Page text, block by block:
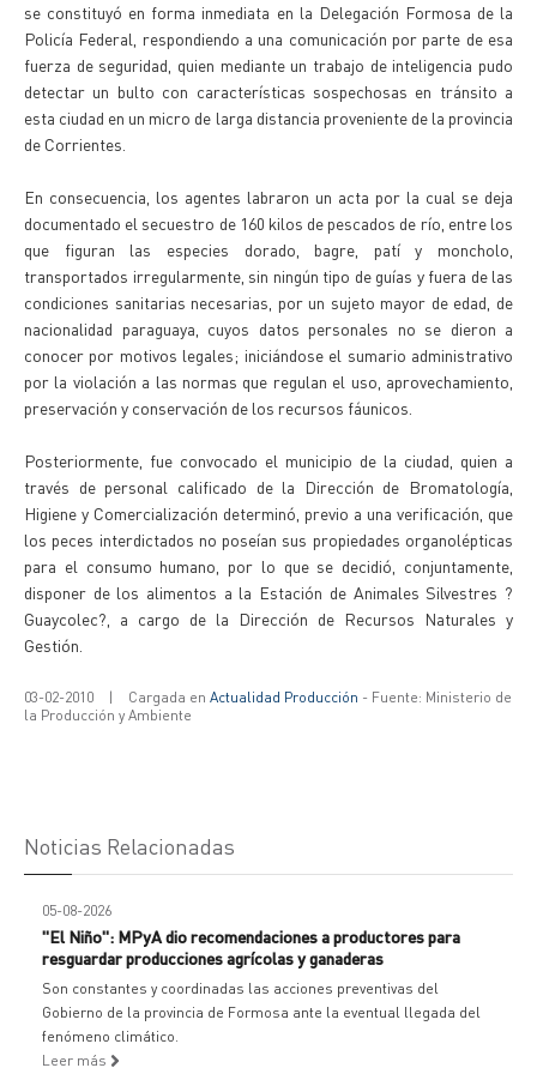
se constituyó en forma inmediata en la Delegación Formosa de la
Policía Federal, respondiendo a una comunicación por parte de esa
fuerza de seguridad, quien mediante un trabajo de inteligencia pudo
detectar un bulto con características sospechosas en tránsito a
esta ciudad en un micro de larga distancia proveniente de la provincia
de Corrientes.
En consecuencia, los agentes labraron un acta por la cual se deja
documentado el secuestro de 160 kilos de pescados de río, entre los
que figuran las especies dorado, bagre, patí y moncholo,
transportados irregularmente, sin ningún tipo de guías y fuera de las
condiciones sanitarias necesarias, por un sujeto mayor de edad, de
nacionalidad paraguaya, cuyos datos personales no se dieron a
conocer por motivos legales; iniciándose el sumario administrativo
por la violación a las normas que regulan el uso, aprovechamiento,
preservación y conservación de los recursos fáunicos.
Posteriormente, fue convocado el municipio de la ciudad, quien a
través de personal calificado de la Dirección de Bromatología,
Higiene y Comercialización determinó, previo a una verificación, que
los peces interdictados no poseían sus propiedades organolépticas
para el consumo humano, por lo que se decidió, conjuntamente,
disponer de los alimentos a la Estación de Animales Silvestres ?
Guaycolec?, a cargo de la Dirección de Recursos Naturales y
Gestión.
03-02-2010 | Cargada en Actualidad Producción - Fuente: Ministerio de
la Producción y Ambiente
Noticias Relacionadas
05-08-2026
"El Niño": MPyA dio recomendaciones a productores para
resguardar producciones agrícolas y ganaderas
Son constantes y coordinadas las acciones preventivas del
Gobierno de la provincia de Formosa ante la eventual llegada del
fenómeno climático.
Leer más